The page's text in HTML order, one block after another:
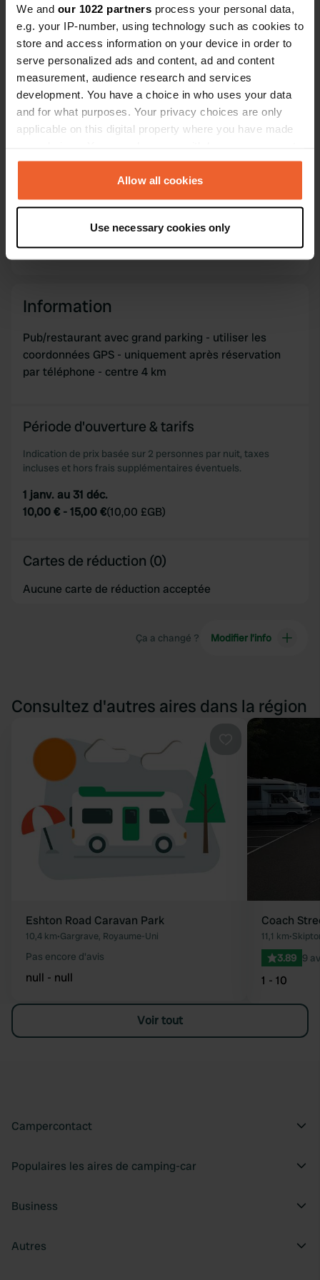
We and our 1022 partners process your personal data,
e.g. your IP-number, using technology such as cookies to
store and access information on your device in order to
serve personalized ads and content, ad and content
measurement, audience research and services
development. You have a choice in who uses your data
and for what purposes. Your privacy choices are only
applicable on this digital property where you have made
any time from the Cookie Declaration or by clicking on
the Privacy trigger icon.
Collect information about your geographical location
which can be accurate to within several meters
Find out more about how your personal data is processed
We use cookies to personalise content and ads, to
provide social media features and to analyse our traffic.
may combine it with other information that you’ve
of their services.
Allow all cookies
Use necessary cookies only
101318 Copie
Passer à
pour toutes les coordonnées PRO+
Carte
Afficher sur la carte
Copie
Envoyer un e-mail Copie
Numéro de téléphone
Appelez l'emplacement
Information
Pub/restaurant avec grand parking - utiliser les
coordonnées GPS - uniquement après réservation
par téléphone - centre 4 km
Période d'ouverture & tarifs
Indication de prix basée sur 2 personnes par nuit, taxes
incluses et hors frais supplémentaires éventuels.
1 janv. au 31 déc.
10,00 € -15,00 €(10,00 £GB)
Cartes de réduction (0)
Aucune carte de réduction acceptée
Ça a changé ? Modifier l’info
Consultez d'autres aires dans la région
Eshton Road Caravan Park
10,4 km•Gargrave, Royaume-Uni
Pas encore d'avis
null - null
Coach
11,1 km•
3.89 9
1 - 10
Voir tout
Campercontact
Populaires les aires de camping-car
Business
Autres